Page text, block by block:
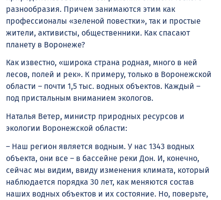
разнообразия. Причем занимаются этим как
профессионалы «зеленой повестки», так и простые
жители, активисты, общественники. Как спасают
планету в Воронеже?
Как известно, «широка страна родная, много в ней
лесов, полей и рек». К примеру, только в Воронежской
области – почти 1,5 тыс. водных объектов. Каждый –
под пристальным вниманием экологов.
Наталья Ветер, министр природных ресурсов и
экологии Воронежской области:
– Наш регион является водным. У нас 1343 водных
объекта, они все – в бассейне реки Дон. И, конечно,
сейчас мы видим, ввиду изменения климата, который
наблюдается порядка 30 лет, как меняются состав
наших водных объектов и их состояние. Но, поверьте,